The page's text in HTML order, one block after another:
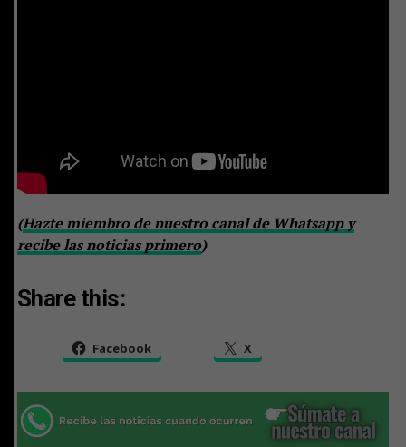
(Hazte miembro de nuestro canal de Whatsapp y
recibe las noticias primero)
Share this:
Facebook X